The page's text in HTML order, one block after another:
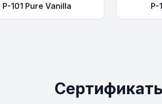
P-101 Pure Vanilla P-